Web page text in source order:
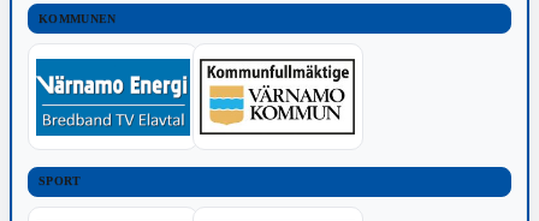
KOMMUNEN
SPORT